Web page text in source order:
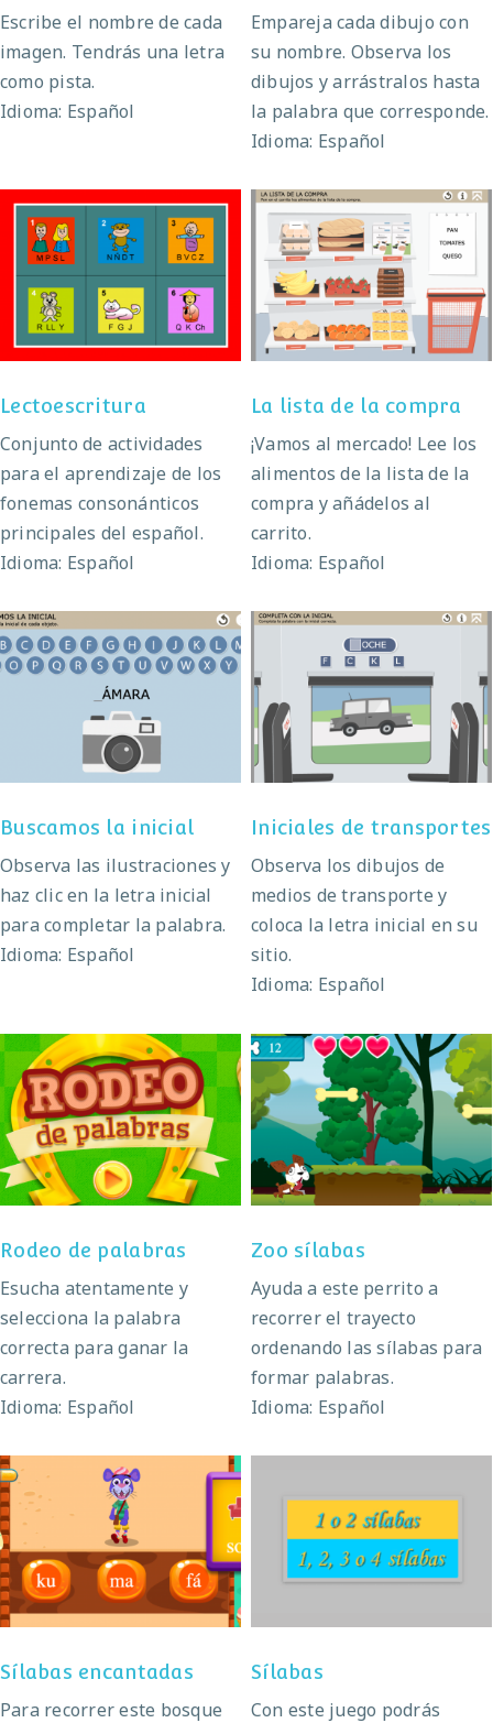
Escribe el nombre de cada
imagen. Tendrás una letra
como pista.
Idioma: Español
Empareja cada dibujo con
su nombre. Observa los
dibujos y arrástralos hasta
la palabra que corresponde.
Idioma: Español
Lectoescritura
Lectoescritura
Conjunto de actividades
para el aprendizaje de los
fonemas consonánticos
principales del español.
Idioma: Español
La lista de la compra
La lista de la compra
¡Vamos al mercado! Lee los
alimentos de la lista de la
compra y añádelos al
carrito.
Idioma: Español
Buscamos la inicial
Buscamos la inicial
Observa las ilustraciones y
haz clic en la letra inicial
para completar la palabra.
Idioma: Español
Iniciales de
transportes
Iniciales de transportes
Observa los dibujos de
medios de transporte y
coloca la letra inicial en su
sitio.
Idioma: Español
Rodeo de palabras
Rodeo de palabras
Esucha atentamente y
selecciona la palabra
correcta para ganar la
carrera.
Idioma: Español
Zoo sílabas
Zoo sílabas
Ayuda a este perrito a
recorrer el trayecto
ordenando las sílabas para
formar palabras.
Idioma: Español
Sílabas encantadas
Sílabas encantadas
Para recorrer este bosque
Sílabas
Sílabas
Con este juego podrás